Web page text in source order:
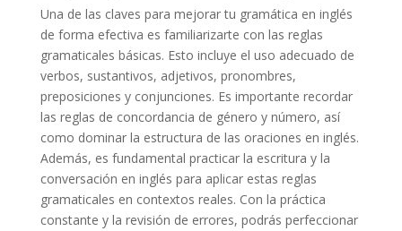
Una de las claves para mejorar tu gramática en inglés
de forma efectiva es familiarizarte con las reglas
gramaticales básicas. Esto incluye el uso adecuado de
verbos, sustantivos, adjetivos, pronombres,
preposiciones y conjunciones. Es importante recordar
las reglas de concordancia de género y número, así
como dominar la estructura de las oraciones en inglés.
Además, es fundamental practicar la escritura y la
conversación en inglés para aplicar estas reglas
gramaticales en contextos reales. Con la práctica
constante y la revisión de errores, podrás perfeccionar